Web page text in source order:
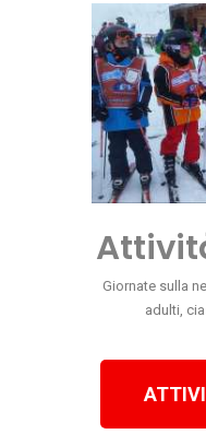
Giornate sulla
adulti,